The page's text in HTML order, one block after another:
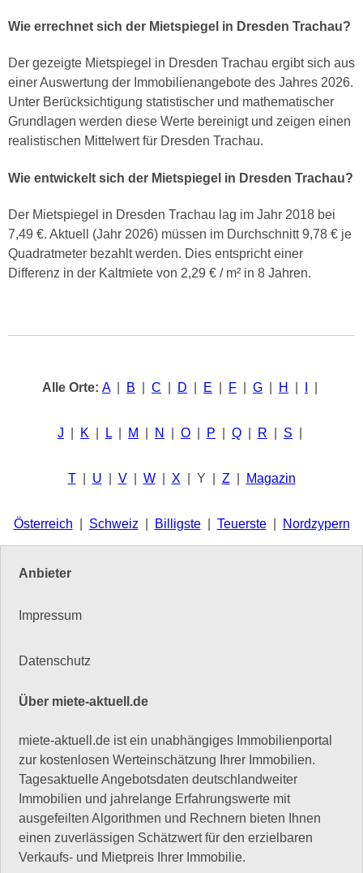
Wie errechnet sich der Mietspiegel in Dresden Trachau?
Der gezeigte Mietspiegel in Dresden Trachau ergibt sich aus
einer Auswertung der Immobilienangebote des Jahres 2026.
Unter Berücksichtigung statistischer und mathematischer
Grundlagen werden diese Werte bereinigt und zeigen einen
realistischen Mittelwert für Dresden Trachau.
Wie entwickelt sich der Mietspiegel in Dresden Trachau?
Der Mietspiegel in Dresden Trachau lag im Jahr 2018 bei
7,49 €. Aktuell (Jahr 2026) müssen im Durchschnitt 9,78 € je
Quadratmeter bezahlt werden. Dies entspricht einer
Differenz in der Kaltmiete von 2,29 € / m² in 8 Jahren.
Alle Orte: A| B C D E F G H
J K L M N O P Q R S
T| U V| W| X | Y | Z Magazin
Österreich Schweiz Billigste| Teuerste| Nordzypern
Anbieter
Impressum
Datenschutz
Über miete-aktuell.de
miete-aktuell.de ist ein unabhängiges Immobilienportal
zur kostenlosen Werteinschätzung Ihrer Immobilien.
Tagesaktuelle Angebotsdaten deutschlandweiter
Immobilien und jahrelange Erfahrungswerte mit
ausgefeilten Algorithmen und Rechnern bieten Ihnen
einen zuverlässigen Schätzwert für den erzielbaren
Verkaufs- und Mietpreis Ihrer Immobilie.